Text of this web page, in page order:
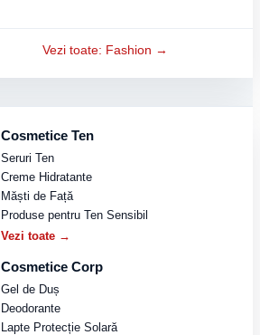
Vezi toate: Fashion →
Cosmetice Ten
Seruri Ten
Creme Hidratante
Măști de Față
Produse pentru Ten Sensibil
Vezi toate →
Cosmetice Corp
Gel de Duș
Deodorante
Lapte Protecție Solară